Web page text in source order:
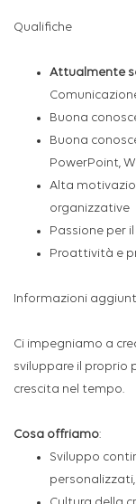
Qualifiche
Attualmente
Buona
Buona
PowerPoint,
Alta
organizzative
Passione per
Proattività e
Informazioni
Ci impegniamo a
sviluppare il proprio
crescita nel tempo.
Cosa offriamo:
Sviluppo